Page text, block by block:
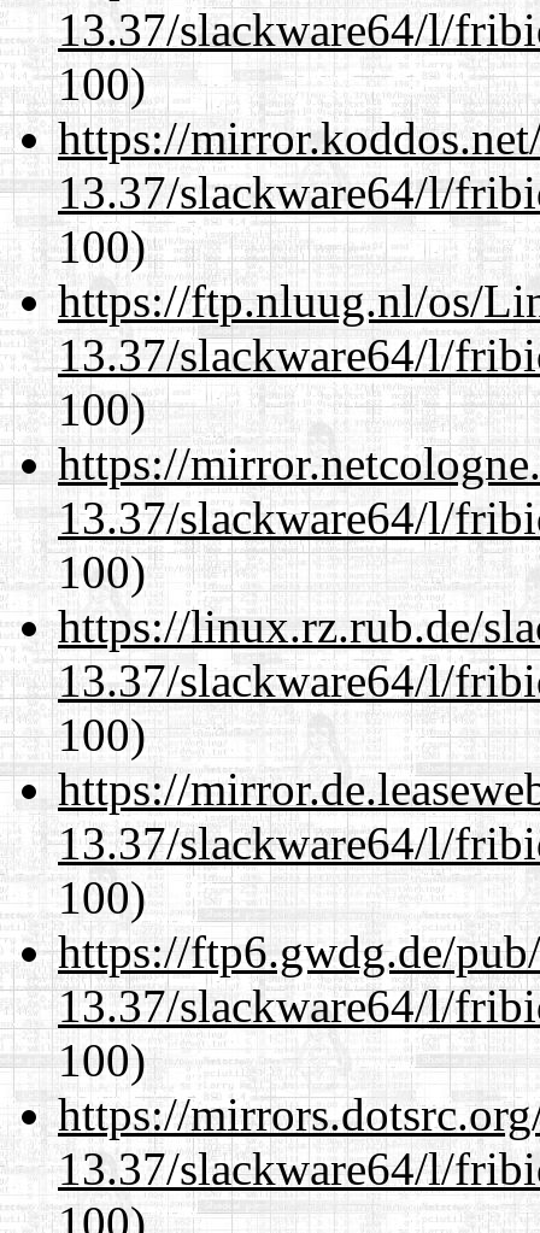
13.37/slackware64/l/
100)
https://
13.37/slackware64/l/
100)
https://ftp.nluug.nl/os/
13.37/slackware64/l/
100)
https://
13.37/slackware64/l/
100)
https://linux.rz.rub.de/
13.37/slackware64/l/
100)
https://
13.37/slackware64/l/
100)
https://ftp6.gwdg.de/
13.37/slackware64/l/
100)
https://
13.37/slackware64/l/
100)